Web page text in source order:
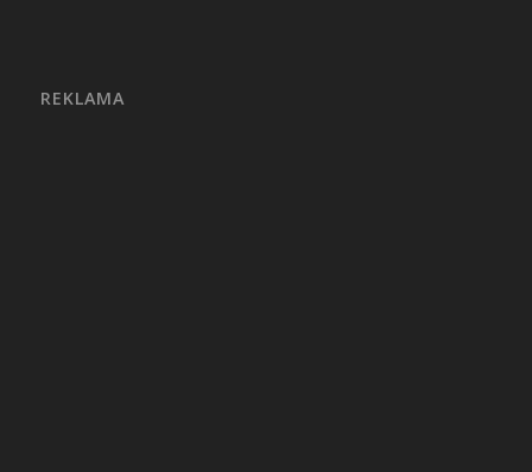
REKLAMA